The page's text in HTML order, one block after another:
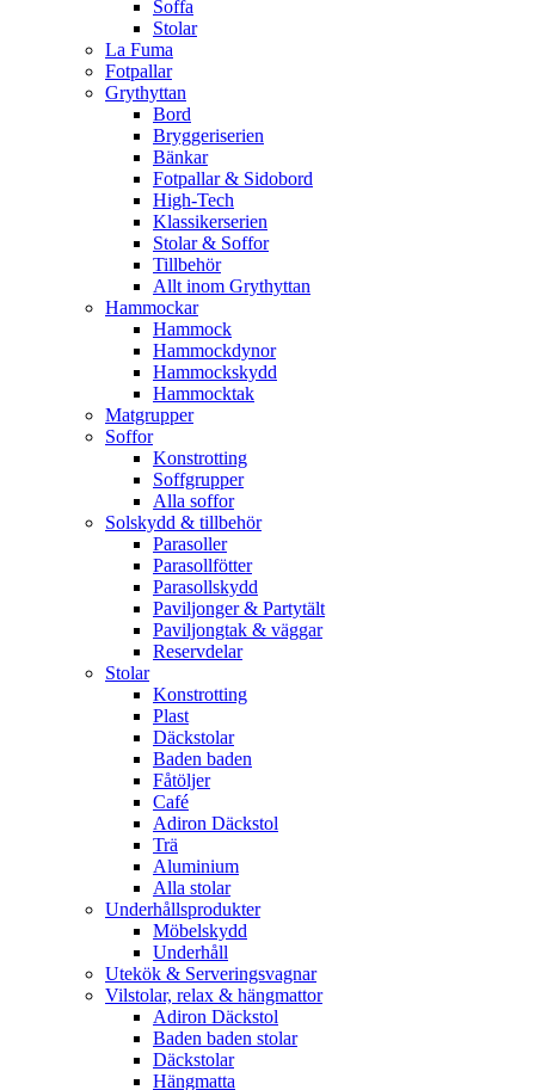
Soffa
Stolar
La Fuma
Fotpallar
Grythyttan
Bord
Bryggeriserien
Bänkar
Fotpallar & Sidobord
High-Tech
Klassikerserien
Stolar & Soffor
Tillbehör
Allt inom Grythyttan
Hammockar
Hammock
Hammockdynor
Hammockskydd
Hammocktak
Matgrupper
Soffor
Konstrotting
Soffgrupper
Alla soffor
Solskydd & tillbehör
Parasoller
Parasollfötter
Parasollskydd
Paviljonger & Partytält
Paviljongtak & väggar
Reservdelar
Stolar
Konstrotting
Plast
Däckstolar
Baden baden
Fåtöljer
Café
Adiron Däckstol
Trä
Aluminium
Alla stolar
Underhållsprodukter
Möbelskydd
Underhåll
Utekök & Serveringsvagnar
Vilstolar, relax & hängmattor
Adiron Däckstol
Baden baden stolar
Däckstolar
Hängmatta